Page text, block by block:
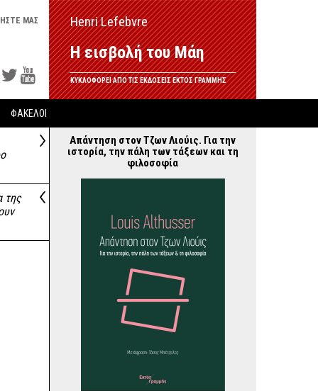
ΜΑΣ Henri Lefebvre
Η εισβολή του Μάη
ΚΥΚΛΟΦΟΡΕΙ ΑΠΟ ΤΙΣ ΕΚΔΟΣΕΙΣ ΕΚΤΟΣ ΓΡΑΜΜΗΣ
ΦΑΚΕΛΟΙ
της
Απάντηση στον Τζων Λιούις. Για την
ιστορία, την πάλη των τάξεων και τη
φιλοσοφία